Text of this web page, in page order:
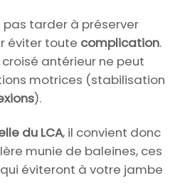
pas tarder à préserver
éviter toute complication.
antérieur ne peut
motrices (stabilisation
).
du LCA, il convient donc
munie de baleines, ces
éviteront à votre jambe